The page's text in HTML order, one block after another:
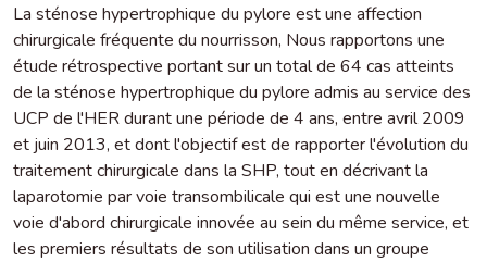
La sténose hypertrophique du pylore est une affection
chirurgicale fréquente du nourrisson, Nous rapportons une
étude rétrospective portant sur un total de 64 cas atteints
de la sténose hypertrophique du pylore admis au service des
UCP de l'HER durant une période de 4 ans, entre avril 2009
et juin 2013, et dont l'objectif est de rapporter l'évolution du
traitement chirurgicale dans la SHP, tout en décrivant la
laparotomie par voie transombilicale qui est une nouvelle
voie d'abord chirurgicale innovée au sein du même service, et
les premiers résultats de son utilisation dans un groupe